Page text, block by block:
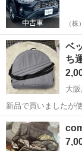
（株
ベ
ち
大
新品で買いましたが使
事項⭕️ トラブル防止
い いかなる場合も返品返金不可 宗教など勧誘お断り ⚠️重要⚠️投稿時
間に関わ...
大阪 豊中市